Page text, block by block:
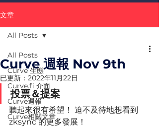
文章
All Posts
Curve ​生態
Curve.fi 介面
Curve週報
Curve相關文章
All Posts
Curve 週報 Nov 9th
已更新： 2022年11月22日
投票＆提案
聽起來很有希望！ 迫不及待地想看到
zksync 的更多發展！